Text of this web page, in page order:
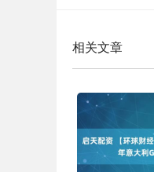
相关文章